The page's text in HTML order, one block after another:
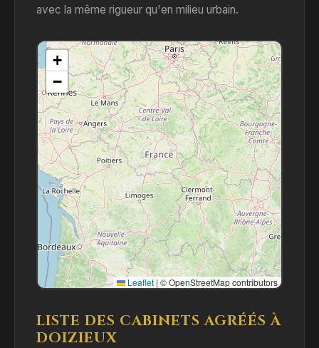
avec la même rigueur qu'en milieu urbain.
+
−
Leaflet | © OpenStreetMap contributors
LISTE DES CABINETS AGRÉÉS À
DOIZIEUX